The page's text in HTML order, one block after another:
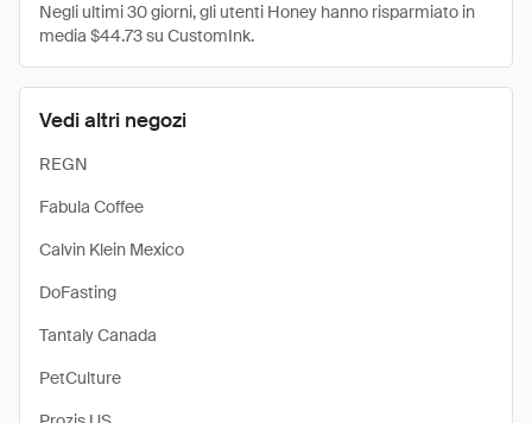
Vedi altri negozi
REGN
Fabula Coffee
Calvin Klein Mexico
DoFasting
Tantaly Canada
PetCulture
Negli ultimi 30 giorni, gli utenti Honey hanno risparmiato in
media $44.73 su CustomInk.